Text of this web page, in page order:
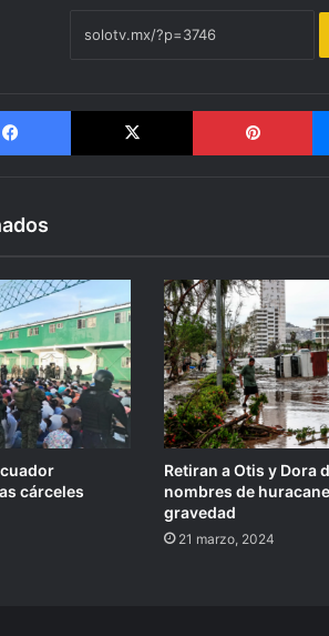
Facebook X
cárceles
Retiran a Otis y Dora
nombres de
gravedad
21 marzo, 2024